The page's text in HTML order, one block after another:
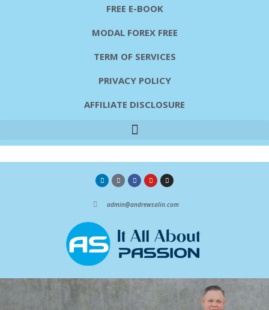
FREE E-BOOK
MODAL FOREX FREE
TERM OF SERVICES
PRIVACY POLICY
AFFILIATE DISCLOSURE
admin@andrewsalin.com